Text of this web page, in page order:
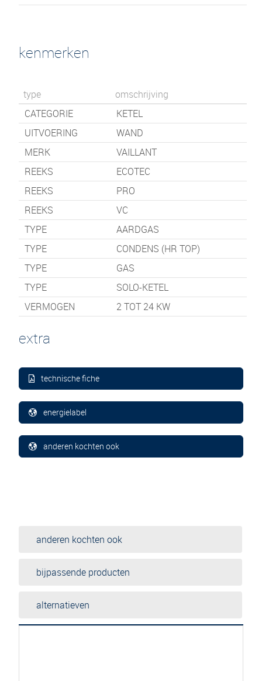
kenmerken
type
omschrijving
CATEGORIE
KETEL
UITVOERING
WAND
MERK
VAILLANT
REEKS
ECOTEC
REEKS
PRO
REEKS
VC
TYPE
AARDGAS
TYPE
CONDENS (HR TOP)
TYPE
GAS
TYPE
SOLO-KETEL
VERMOGEN
2 TOT 24 KW
extra
technische fiche
energielabel
anderen kochten ook
anderen kochten ook
bijpassende producten
alternatieven